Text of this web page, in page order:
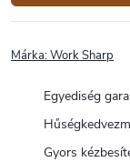
Márka:Work Sharp
Egyediség
Gyors